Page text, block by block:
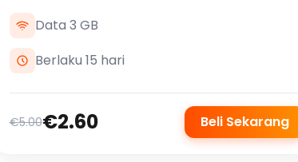
Data 3 GB
Berlaku 15 hari
€5.00€2.60 Beli Sekarang